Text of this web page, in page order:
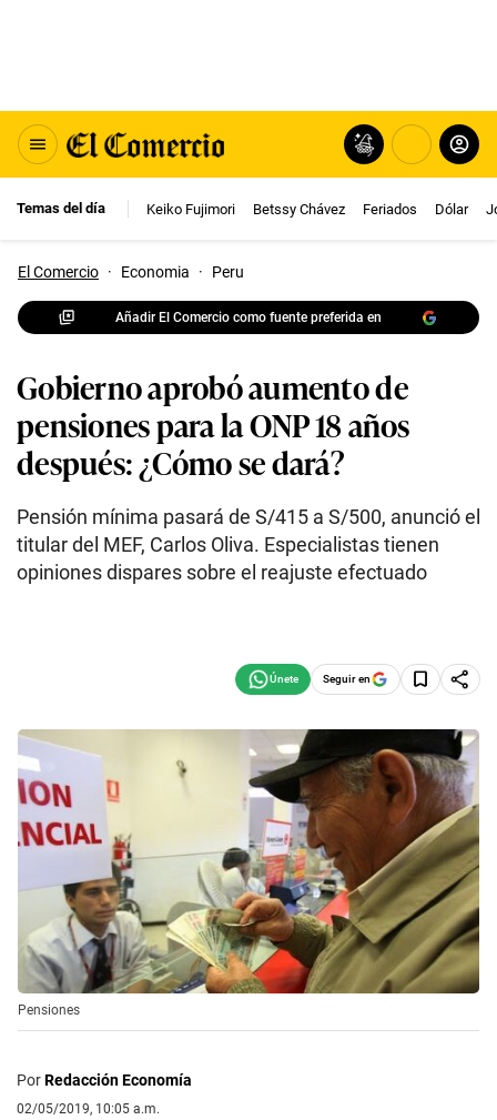
Temas del día Keiko Fujimori Betssy Chávez Feriados Dólar
El Comercio · Economia · Peru
Añadir El Comercio como fuente preferida en
Gobierno aprobó aumento de
pensiones para la ONP 18 años
después: ¿Cómo se dará?
Pensión mínima pasará de S/415 a S/500, anunció el
titular del MEF, Carlos Oliva. Especialistas tienen
opiniones dispares sobre el reajuste efectuado
Seguir en
Pensiones
PorRedacción Economía
02/05/2019, 10:05 a.m.